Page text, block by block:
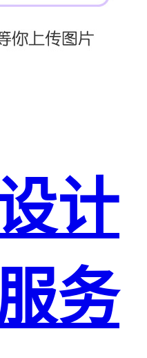
计
务